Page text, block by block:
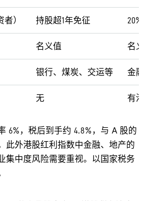
） 持股超1年免征 20%
名义值 名义
银行、煤炭、交运等 金融
无 有港
6%，税后到手约 4.8%，与 A 股的
此外港股红利指数中金融、地产的
集中度风险需要重视。以国家税务